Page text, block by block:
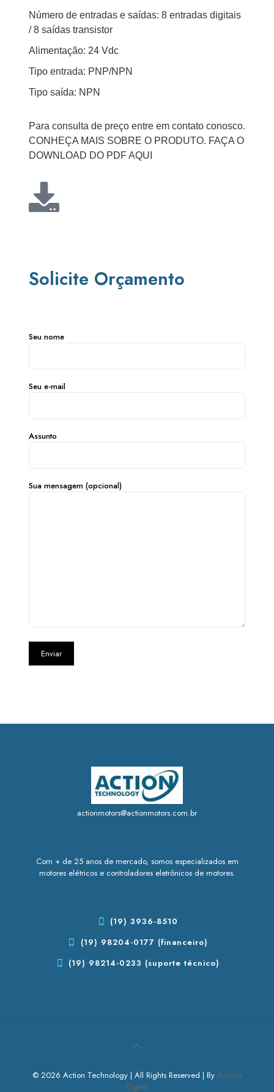
Número de entradas e saídas: 8 entradas digitais
/ 8 saídas transistor
Alimentação: 24 Vdc
Tipo entrada: PNP/NPN
Tipo saída: NPN
Para consulta de preço entre em contato conosco.
CONHEÇA MAIS SOBRE O PRODUTO. FAÇA O
DOWNLOAD DO PDF AQUI
Solicite Orçamento
Seu nome
Seu e-mail
Assunto
Sua mensagem (opcional)
actionmotors@actionmotors.com.br
Com + de 25 anos de mercado, somos especializados em
motores elétricos e controladores eletrônicos de motores.
(19) 3936-8510
(19) 98204-0177 (financeiro)
(19) 98214-0233 (suporte técnico)
© 2026 Action Technology | All Rights Reserved | By Analise
Digital